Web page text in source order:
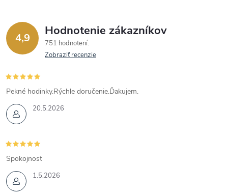
4,9 Hodnotenie zákazníkov
751 hodnotení
Zobraziť recenzie
20.5.2026
Pekné hodinky.Rýchle doručenie.Ďakujem.
1.5.2026
Spokojnost